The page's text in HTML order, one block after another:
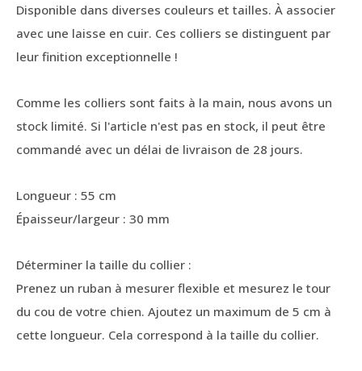
Disponible dans diverses couleurs et tailles. À associer
avec une laisse en cuir. Ces colliers se distinguent par
leur finition exceptionnelle !
Comme les colliers sont faits à la main, nous avons un
stock limité. Si l'article n'est pas en stock, il peut être
commandé avec un délai de livraison de 28 jours.
Longueur : 55 cm
Épaisseur/largeur : 30 mm
Déterminer la taille du collier :
Prenez un ruban à mesurer flexible et mesurez le tour
du cou de votre chien. Ajoutez un maximum de 5 cm à
cette longueur. Cela correspond à la taille du collier.